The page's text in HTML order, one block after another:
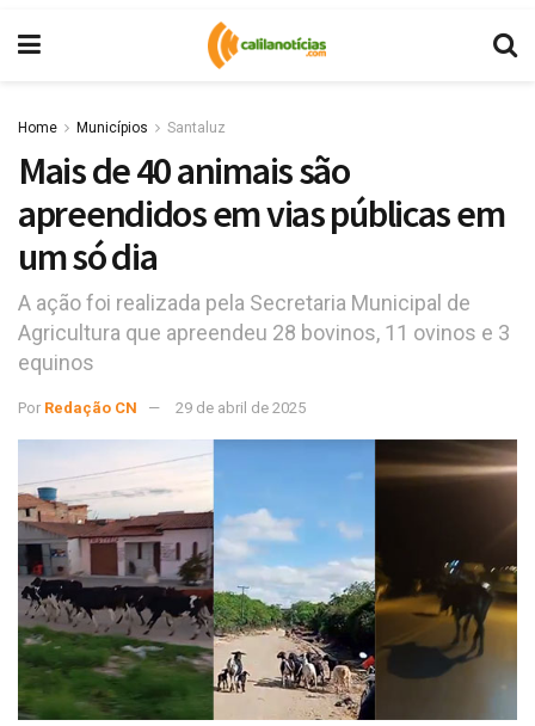
Home Municípios Santaluz
Mais de 40 animais são
apreendidos em vias públicas em
um só dia
A ação foi realizada pela Secretaria Municipal de
Agricultura que apreendeu 28 bovinos, 11 ovinos e 3
equinos
Por Redação CN 29 de abril de 2025